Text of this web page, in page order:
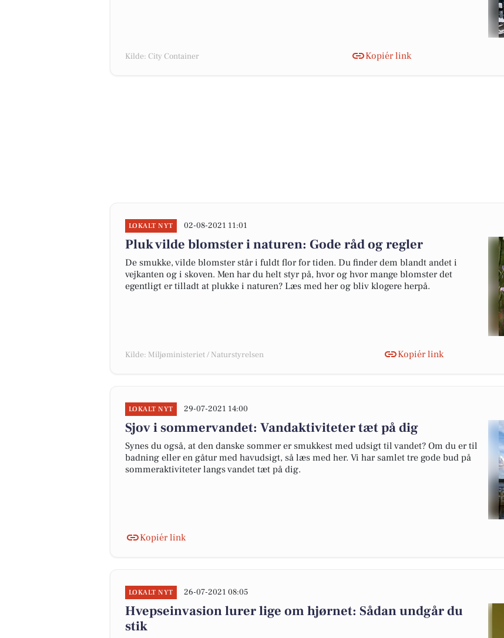
Kilde: City Container Kopiér link
LOKALT NYT 02-08-2021 11:01
Pluk vilde blomster i naturen: Gode råd og regler
De smukke, vilde blomster står i fuldt flor for tiden. Du finder dem blandt andet i
vejkanten og i skoven. Men har du helt styr på, hvor og hvor mange blomster det
egentligt er tilladt at plukke i naturen? Læs med her og bliv klogere herpå.
Kilde: Miljøministeriet / Naturstyrelsen Kopiér link
LOKALT NYT 29-07-2021 14:00
Sjov i sommervandet: Vandaktiviteter tæt på dig
Synes du også, at den danske sommer er smukkest med udsigt til vandet? Om du er til
badning eller en gåtur med havudsigt, så læs med her. Vi har samlet tre gode bud på
sommeraktiviteter langs vandet tæt på dig.
Kopiér link
LOKALT NYT 26-07-2021 08:05
Hvepseinvasion lurer lige om hjørnet: Sådan undgår du
stik